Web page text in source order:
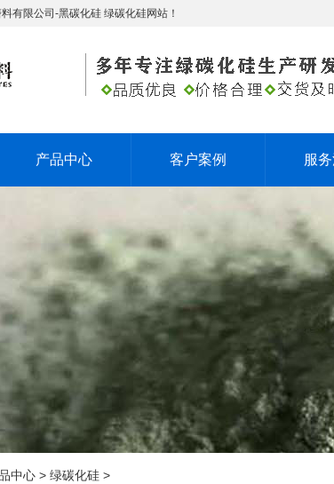
有限公司-黑碳化硅 绿碳化硅网站！
产品中心 客户案例 服
中心 > 绿碳化硅 >